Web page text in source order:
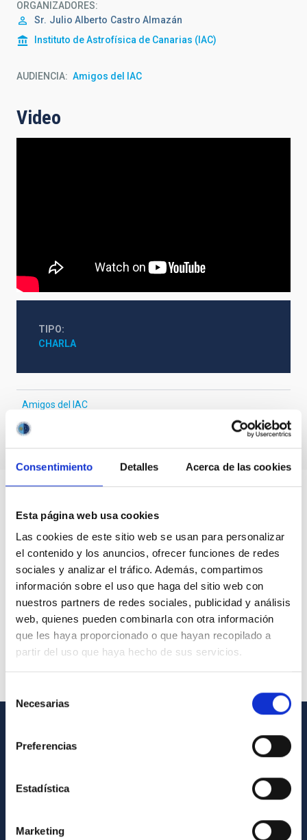
Consentimiento Detalles Acerca de las cookies
Esta página web usa cookies
Las cookies de este sitio web se usan para personalizar
el contenido y los anuncios, ofrecer funciones de redes
sociales y analizar el tráfico. Además, compartimos
información sobre el uso que haga del sitio web con
nuestros partners de redes sociales, publicidad y análisis
web, quienes pueden combinarla con otra información
que les haya proporcionado o que hayan recopilado a
partir del uso que haya hecho de sus servicios.
Necesarias
Preferencias
Estadística
Marketing
ORGANIZADORES
Sr. Julio Alberto Castro Almazán
Instituto de Astrofísica de Canarias (IAC)
AUDIENCIA Amigos del IAC
Video
TIPO
CHARLA
Amigos del IAC
INFORMACIÓN GENERAL
Cómo llegar al IAC